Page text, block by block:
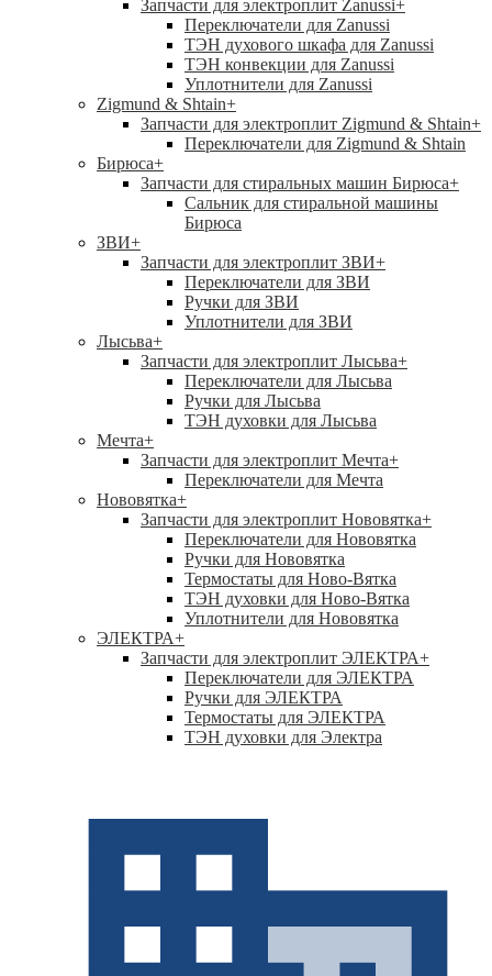
Запчасти для электроплит Zanussi+
Переключатели для Zanussi
ТЭН духового шкафа для Zanussi
ТЭН конвекции для Zanussi
Уплотнители для Zanussi
Zigmund & Shtain+
Запчасти для электроплит Zigmund & Shtain+
Переключатели для Zigmund & Shtain
Бирюса+
Запчасти для стиральных машин Бирюса+
Сальник для стиральной машины
Бирюса
ЗВИ+
Запчасти для электроплит ЗВИ+
Переключатели для ЗВИ
Ручки для ЗВИ
Уплотнители для ЗВИ
Лысьва+
Запчасти для электроплит Лысьва+
Переключатели для Лысьва
Ручки для Лысьва
ТЭН духовки для Лысьва
Мечта+
Запчасти для электроплит Мечта+
Переключатели для Мечта
Нововятка+
Запчасти для электроплит Нововятка+
Переключатели для Нововятка
Ручки для Нововятка
Термостаты для Ново-Вятка
ТЭН духовки для Ново-Вятка
Уплотнители для Нововятка
ЭЛЕКТРА+
Запчасти для электроплит ЭЛЕКТРА+
Переключатели для ЭЛЕКТРА
Ручки для ЭЛЕКТРА
Термостаты для ЭЛЕКТРА
ТЭН духовки для Электра